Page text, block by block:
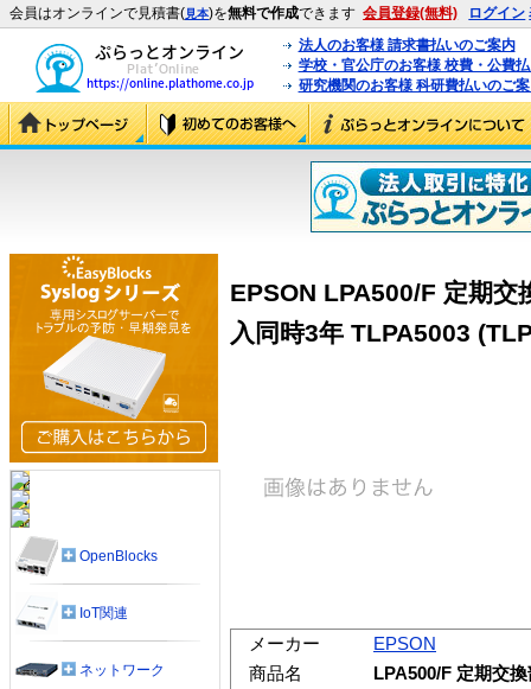
会員はオンラインで見積書(見本)を無料で作成できます 会員登録(無料) ログイン
法人のお客様 請求書払いのご案内
学校・官公庁のお客様 校費・公費
研究機関のお客様 科研費払いのご
EPSON LPA500/F 定期
入同時3年 TLPA5003
メーカー
EPSON
商品名
LPA500/F 定期交
OpenBlocks
IoT関連
ネットワーク